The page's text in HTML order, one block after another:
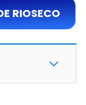
RIOSECO